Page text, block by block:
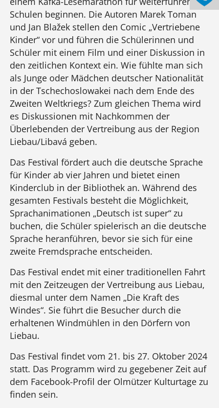
Schulen beginnen. Die Autoren Marek Toman
und Jan Blažek stellen den Comic „Vertriebene
Kinder“ vor und führen die Schülerinnen und
Schüler mit einem Film und einer Diskussion in
den zeitlichen Kontext ein. Wie fühlte man sich
als Junge oder Mädchen deutscher Nationalität
in der Tschechoslowakei nach dem Ende des
Zweiten Weltkriegs? Zum gleichen Thema wird
es Diskussionen mit Nachkommen der
Überlebenden der Vertreibung aus der Region
Liebau/Libavá geben.
Das Festival fördert auch die deutsche Sprache
für Kinder ab vier Jahren und bietet einen
Kinderclub in der Bibliothek an. Während des
gesamten Festivals besteht die Möglichkeit,
Sprachanimationen „Deutsch ist super“ zu
buchen, die Schüler spielerisch an die deutsche
Sprache heranführen, bevor sie sich für eine
zweite Fremdsprache entscheiden.
Das Festival endet mit einer traditionellen Fahrt
mit den Zeitzeugen der Vertreibung aus Liebau,
diesmal unter dem Namen „Die Kraft des
Windes“. Sie führt die Besucher durch die
erhaltenen Windmühlen in den Dörfern von
Liebau.
Das Festival findet vom 21. bis 27. Oktober 2024
statt. Das Programm wird zu gegebener Zeit auf
dem Facebook-Profil der Olmützer Kulturtage zu
finden sein.